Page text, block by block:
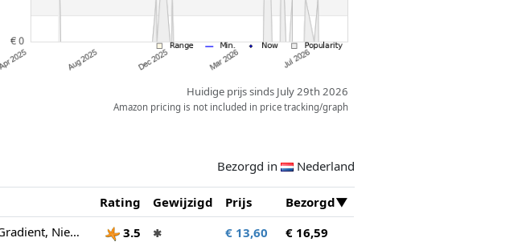
Huidige prijs sinds July 29th 2026
Amazon pricing is not included in price tracking/graph
Bezorgd in Nederland
Rating Gewijzigd Prijs
Bezorgd
Ravensburger Erwachsenenpuzzle 631 Teile - Krypt Gradient, Nieuwe versie
3.5 ✱ € 13,60
€ 16,59